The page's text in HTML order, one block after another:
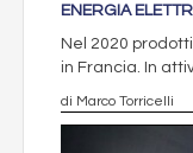
ENERGIA
Nel 2020
in Francia. In
di Marco Torricelli